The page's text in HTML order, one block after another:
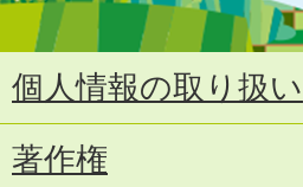
個人情報の取り扱い
著作権